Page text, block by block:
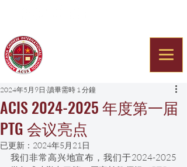
ACIS 2024-2025 年度第一届
PTG 会议亮点
2024年5月9日 讀畢需時 1 分鐘
已更新： 2024年5月21日
我们非常高兴地宣布，我们于2024-2025